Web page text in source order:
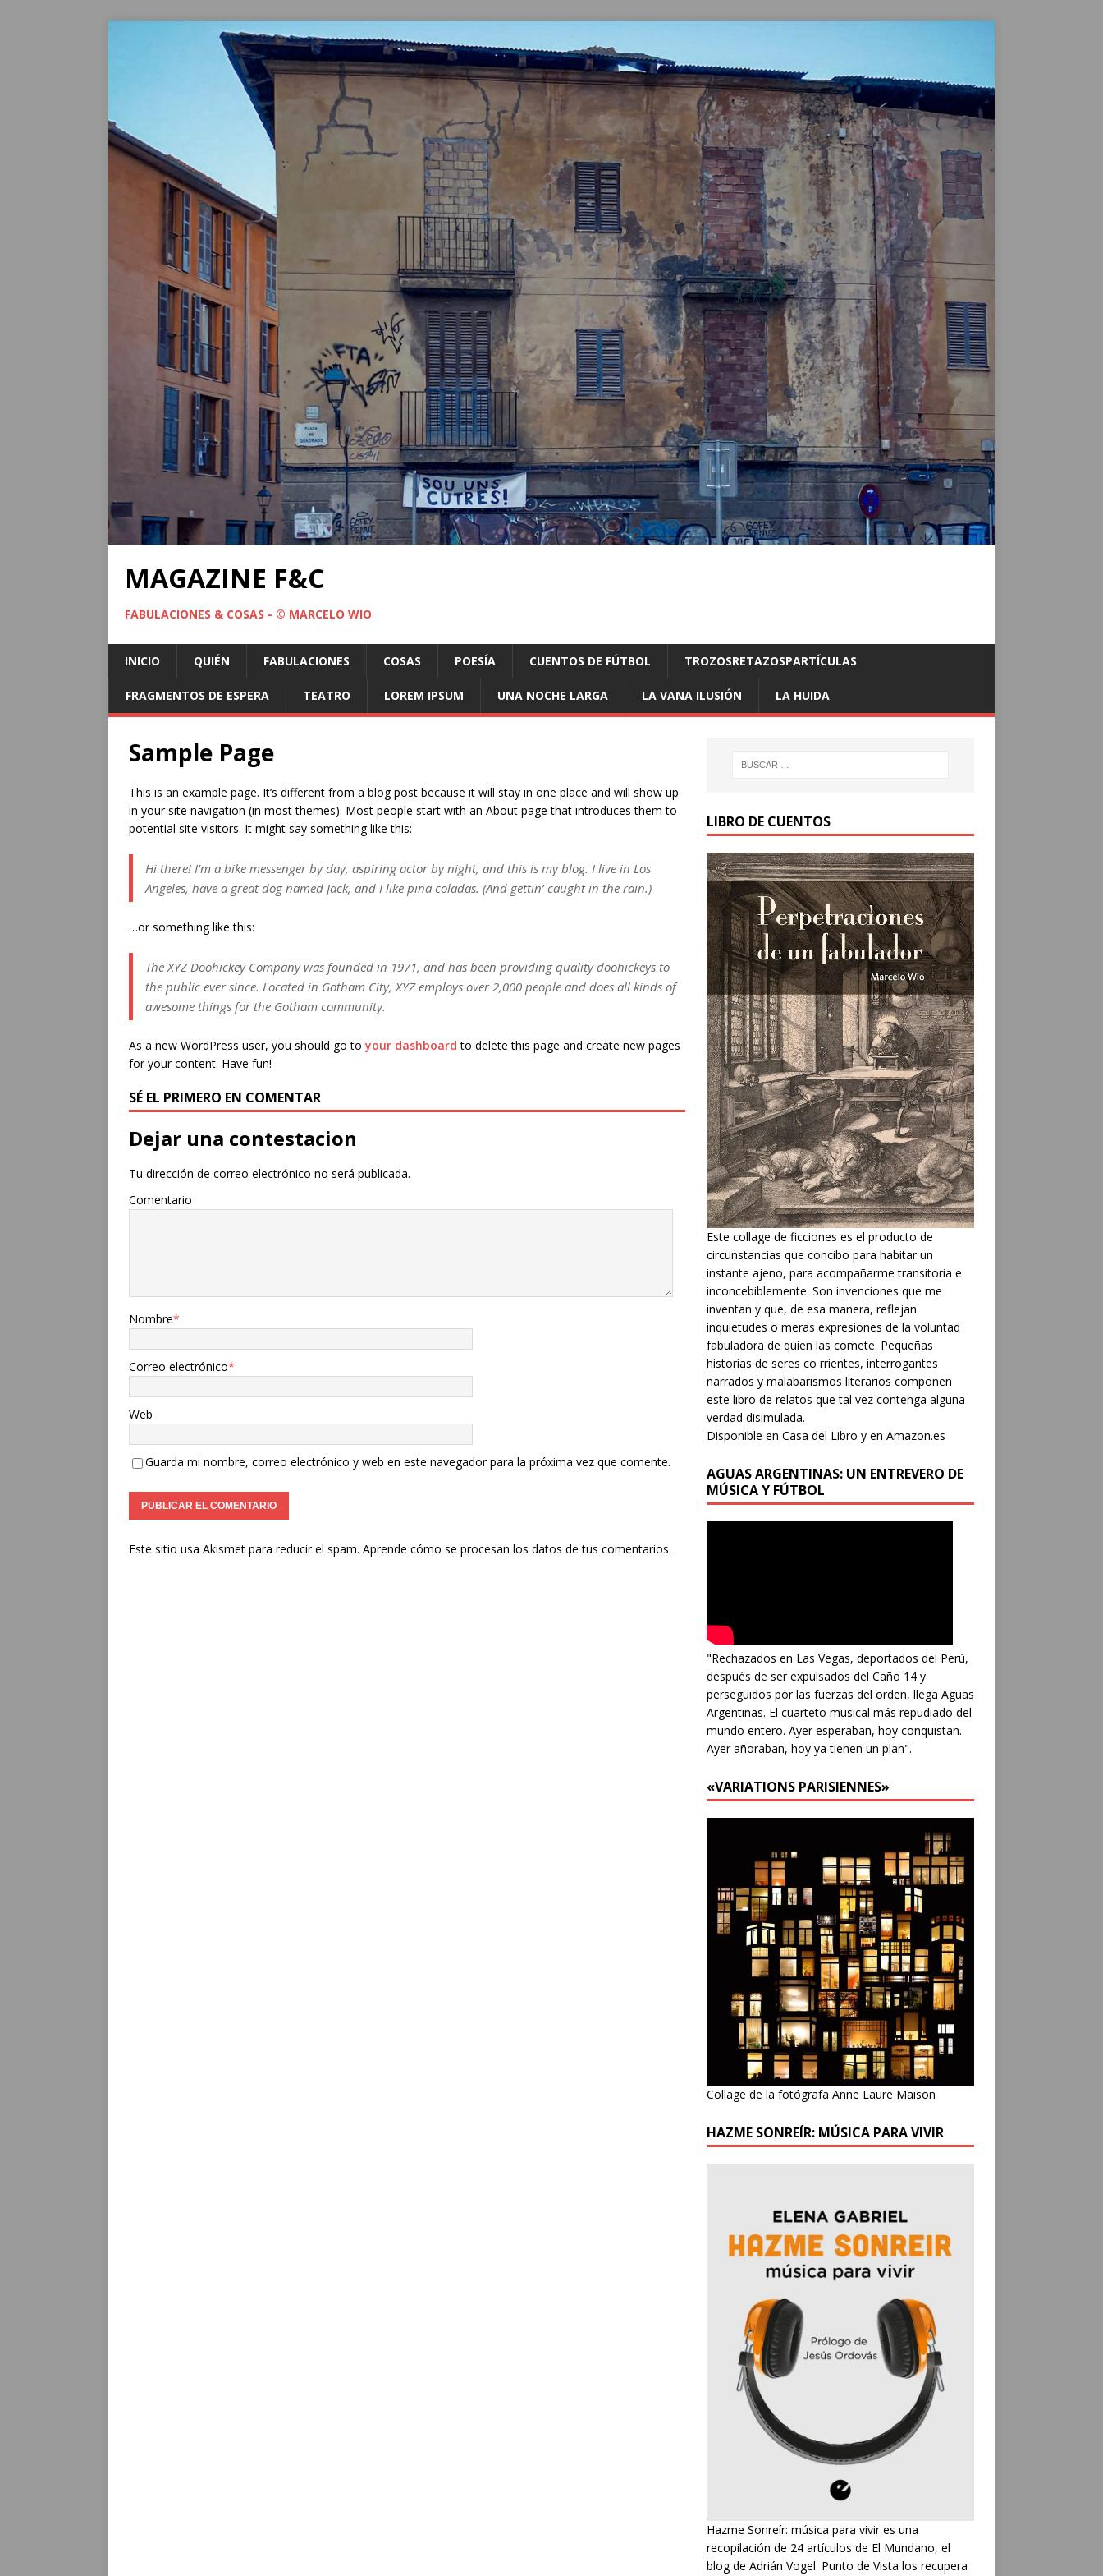
MAGAZINE F&C
FABULACIONES & COSAS - © MARCELO WIO
INICIO QUIÉN FABULACIONES COSAS POESÍA CUENTOS DE FÚTBOL TROZOSRETAZOSPARTÍCULAS
FRAGMENTOS DE ESPERA TEATRO LOREM IPSUM UNA NOCHE LARGA LA VANA ILUSIÓN LA HUIDA
Sample Page
This is an example page. It’s different from a blog post because it will stay in one place and will show up
in your site navigation (in most themes). Most people start with an About page that introduces them to
potential site visitors. It might say something like this:
Hi there! I’m a bike messenger by day, aspiring actor by night, and this is my blog. I live in Los
Angeles, have a great dog named Jack, and I like piña coladas. (And gettin’ caught in the rain.)
…or something like this:
The XYZ Doohickey Company was founded in 1971, and has been providing quality doohickeys to
the public ever since. Located in Gotham City, XYZ employs over 2,000 people and does all kinds of
awesome things for the Gotham community.
As a new WordPress user, you should go to your dashboard to delete this page and create new pages
for your content. Have fun!
SÉ EL PRIMERO EN COMENTAR
Dejar una contestacion
Tu dirección de correo electrónico no será publicada.
Comentario
Nombre*
Correo electrónico*
Web
Guarda mi nombre, correo electrónico y web en este navegador para la próxima vez que comente.
Este sitio usa Akismet para reducir el spam. Aprende cómo se procesan los datos de tus comentarios.
LIBRO DE CUENTOS
Este collage de ficciones es el producto de
circunstancias que concibo para habitar un
instante ajeno, para acompañarme transitoria e
inconcebiblemente. Son invenciones que me
inventan y que, de esa manera, reflejan
inquietudes o meras expresiones de la voluntad
fabuladora de quien las comete. Pequeñas
historias de seres co rrientes, interrogantes
narrados y malabarismos literarios componen
este libro de relatos que tal vez contenga alguna
verdad disimulada.
Disponible en Casa del Libro y en Amazon.es
AGUAS ARGENTINAS: UN ENTREVERO DE
MÚSICA Y FÚTBOL
"Rechazados en Las Vegas, deportados del Perú,
después de ser expulsados del Caño 14 y
perseguidos por las fuerzas del orden, llega Aguas
Argentinas. El cuarteto musical más repudiado del
mundo entero. Ayer esperaban, hoy conquistan.
Ayer añoraban, hoy ya tienen un plan".
«VARIATIONS PARISIENNES»
Collage de la fotógrafa Anne Laure Maison
HAZME SONREÍR: MÚSICA PARA VIVIR
Hazme Sonreír: música para vivir es una
recopilación de 24 artículos de El Mundano, el
blog de Adrián Vogel. Punto de Vista los recupera